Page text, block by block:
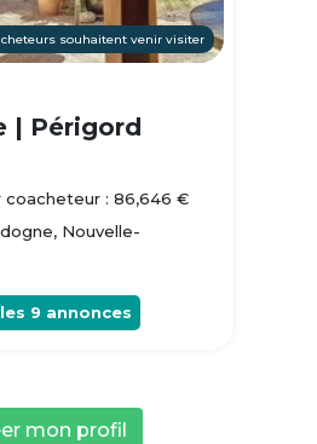
souhaitent venir visiter
| Périgord
coacheteur : 86,646 €
Nouvelle-
9 annonces
mon profil